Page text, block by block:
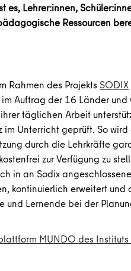
Lehrer:innen,
Ressourcen
Rahmen des Projekts SODIX
Auftrag der 16 Länder
täglichen Arbeit
Unterricht geprüft. So
durch die Lehrkräfte
zur Verfügung zu
in an Sodix
kontinuierlich erweitert
Lernende bei der
MUNDO des